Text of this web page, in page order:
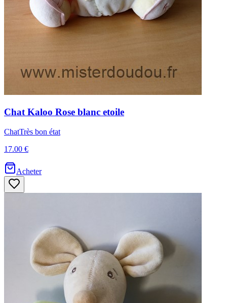
Chat Kaloo Rose blanc etoile
ChatTrès bon état
17.00 €
Acheter